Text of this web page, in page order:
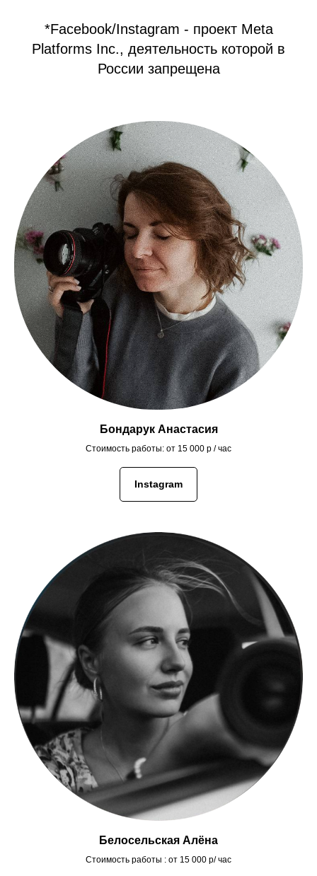
*Facebook/Instagram - проект Meta
Platforms Inc., деятельность которой в
России запрещена
Бондарук Анастасия
Стоимость работы: от 15 000 р / час
Instagram
Белосельская Алёна
Стоимость работы : от 15 000 р/ час